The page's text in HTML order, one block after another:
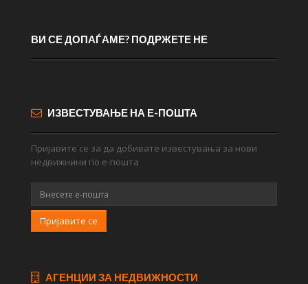
ВИ СЕ ДОПАЃАМЕ? ПОДРЖЕТЕ НЕ
ИЗВЕСТУВАЊЕ НА Е-ПОШТА
Пријавите се за да добивате известувања за нови
недвижнини по е-пошта
Пријавите се
АГЕНЦИИ ЗА НЕДВИЖНОСТИ